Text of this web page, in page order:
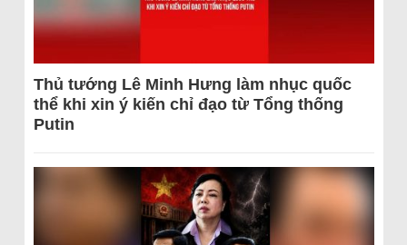
Thủ tướng Lê Minh Hưng làm nhục quốc
thể khi xin ý kiến chỉ đạo từ Tổng thống
Putin